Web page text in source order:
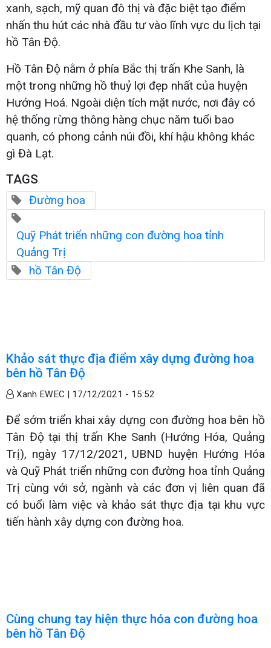
xanh, sạch, mỹ quan đô thị và đặc biệt tạo điểm
nhấn thu hút các nhà đầu tư vào lĩnh vực du lịch tại
hồ Tân Độ.
Hồ Tân Độ nằm ở phía Bắc thị trấn Khe Sanh, là
một trong những hồ thuỷ lợi đẹp nhất của huyện
Hướng Hoá. Ngoài diện tích mặt nước, nơi đây có
hệ thống rừng thông hàng chục năm tuổi bao
quanh, có phong cảnh núi đồi, khí hậu không khác
gì Đà Lạt.
TAGS
Đường hoa
Quỹ Phát triển những con đường hoa tỉnh
Quảng Trị
hồ Tân Độ
Khảo sát thực địa điểm xây dựng đường hoa
bên hồ Tân Độ
Xanh EWEC | 17/12/2021 - 15:52
Để sớm triển khai xây dựng con đường hoa bên hồ
Tân Độ tại thị trấn Khe Sanh (Hướng Hóa, Quảng
Trị), ngày 17/12/2021, UBND huyện Hướng Hóa
và Quỹ Phát triển những con đường hoa tỉnh Quảng
Trị cùng với sở, ngành và các đơn vị liên quan đã
có buổi làm việc và khảo sát thực địa tại khu vực
tiến hành xây dựng con đường hoa.
Cùng chung tay hiện thực hóa con đường hoa
bên hồ Tân Độ